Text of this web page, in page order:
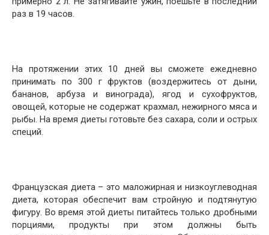
раз в 19 часов.
На протяжении этих 10 дней вы сможете ежедневно
принимать по 300 г фруктов (воздержитесь от дыни,
бананов, арбуза и винограда), ягод и сухофруктов,
овощей, которые не содержат крахмал, нежирного мяса и
рыбы. На время диеты готовьте без сахара, соли и острых
специй.
Французская диета – это маложирная и низкоуглеводная
диета, которая обеспечит вам стройную и подтянутую
фигуру. Во время этой диеты питайтесь только дробными
порциями, продукты при этом должны быть